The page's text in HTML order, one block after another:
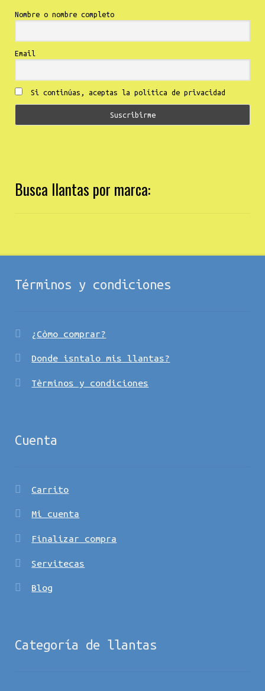
Nombre o nombre completo
Email
Si continúas, aceptas la política de privacidad
Busca llantas por marca:
Términos y condiciones
¿Còmo comprar?
Donde isntalo mis llantas?
Tèrminos y condiciones
Cuenta
Carrito
Mi cuenta
Finalizar compra
Servitecas
Blog
Categoría de llantas